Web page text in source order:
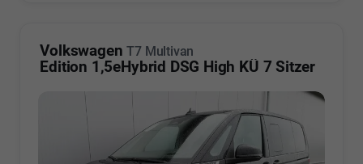
Volkswagen T7 Multivan
Edition 1,5eHybrid DSG High KÜ 7 Sitzer